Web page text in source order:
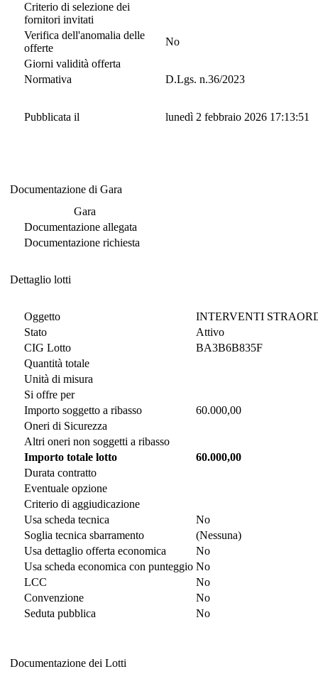
Criterio di selezione dei
fornitori invitati
Verifica dell'anomalia delle
offerte
No
Giorni validità offerta
Normativa
D.Lgs. n.36/2023
Pubblicata il lunedì 2 febbraio 2026 17:13:51
Documentazione di Gara
Gara
Documentazione allegata
Documentazione richiesta
Dettaglio lotti
Oggetto
INTERVENTI
Stato
Attivo
CIG Lotto
BA3B6B835F
Quantità totale
Unità di misura
Si offre per
Importo soggetto a ribasso
60.000,00
Oneri di Sicurezza
Altri oneri non soggetti a ribasso
Importo totale lotto
60.000,00
Durata contratto
Eventuale opzione
Criterio di aggiudicazione
Usa scheda tecnica
No
Soglia tecnica sbarramento
(Nessuna)
Usa dettaglio offerta economica
No
Usa scheda economica con punteggio No
LCC
No
Convenzione
No
Seduta pubblica
No
Documentazione dei Lotti